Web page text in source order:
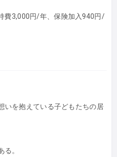
費3,000円/年、保険加入940円/
いを抱えている子どもたちの居
る。